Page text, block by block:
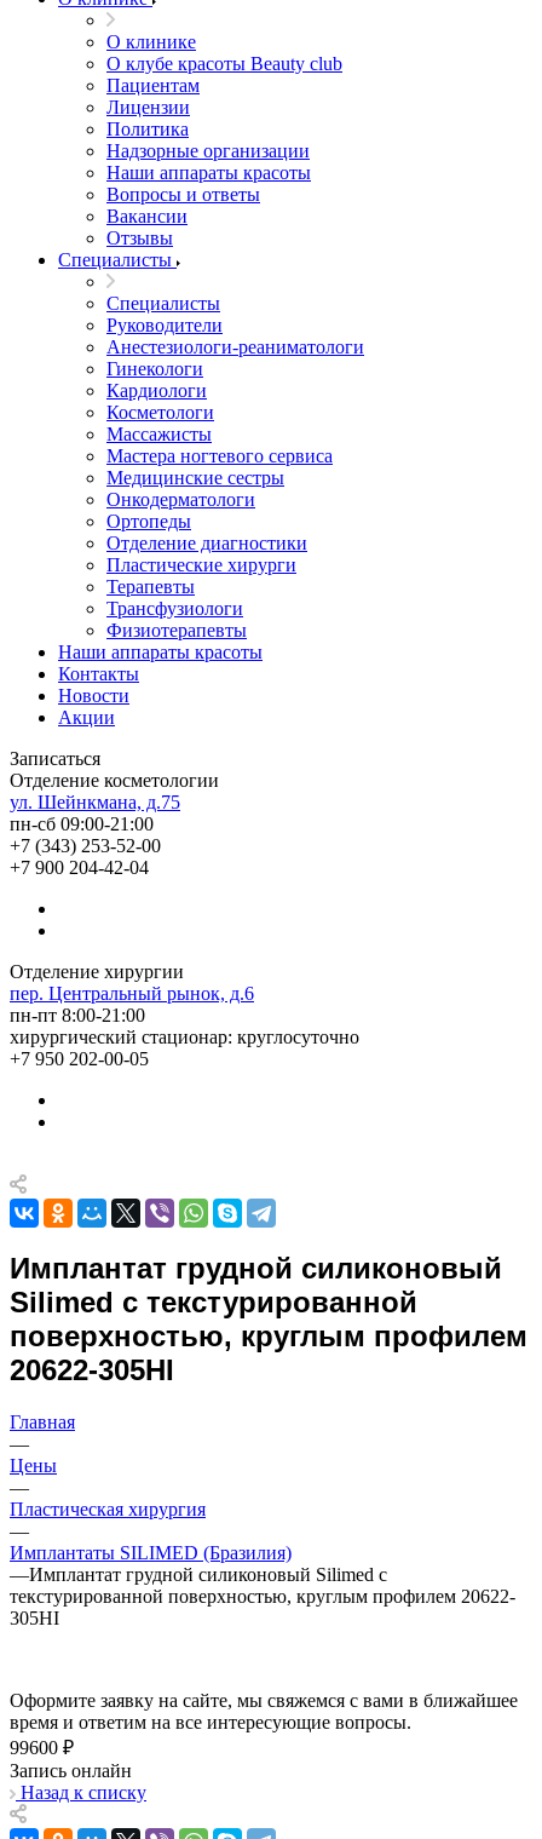
О клинике
О клубе красоты Beauty club
Пациентам
Лицензии
Политика
Надзорные организации
Наши аппараты красоты
Вопросы и ответы
Вакансии
Отзывы
Специалисты
Специалисты
Руководители
Анестезиологи-реаниматологи
Гинекологи
Кардиологи
Косметологи
Массажисты
Мастера ногтевого сервиса
Медицинские сестры
Онкодерматологи
Ортопеды
Отделение диагностики
Пластические хирурги
Терапевты
Трансфузиологи
Физиотерапевты
Наши аппараты красоты
Контакты
Новости
Акции
Записаться
Отделение косметологии
ул. Шейнкмана, д.75
пн-сб 09:00-21:00
+7 (343) 253-52-00
+7 900 204-42-04
Отделение хирургии
пер. Центральный рынок, д.6
пн-пт 8:00-21:00
хирургический стационар: круглосуточно
+7 950 202-00-05
Имплантат грудной силиконовый
Silimed с текстурированной
поверхностью, круглым профилем
20622-305HI
Главная
—
Цены
—
Пластическая хирургия
—
Имплантаты SILIMED (Бразилия)
—Имплантат грудной силиконовый Silimed с
текстурированной поверхностью, круглым профилем 20622-
305HI
Оформите заявку на сайте, мы свяжемся с вами в ближайшее
время и ответим на все интересующие вопросы.
99600 ₽
Запись онлайн
Назад к списку